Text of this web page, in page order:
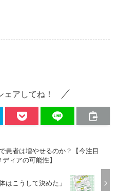
ェアしてね！
患者は増やせるのか？【今注目
ィアの可能性】
はこうして決めた」